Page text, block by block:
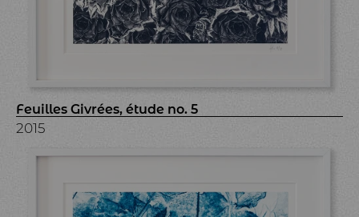
Feuilles Givrées, étude no. 5
2015